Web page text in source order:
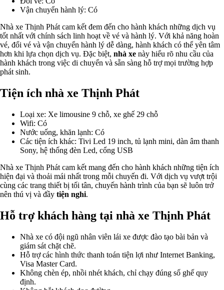
Vận chuyển hành lý: Có
Nhà xe Thịnh Phát cam kết đem đến cho hành khách những dịch vụ
tốt nhất với chính sách linh hoạt về vé và hành lý. Với khả năng hoàn
vé, đổi vé và vận chuyển hành lý dễ dàng, hành khách có thể yên tâm
hơn khi lựa chọn dịch vụ. Đặc biệt, nhà xe này hiểu rõ nhu cầu của
hành khách trong việc di chuyển và sẵn sàng hỗ trợ mọi trường hợp
phát sinh.
Tiện ích nhà xe Thịnh Phát
Loại xe: Xe limousine 9 chỗ, xe ghế 29 chỗ
Wifi: Có
Nước uống, khăn lạnh: Có
Các tiện ích khác: Tivi Led 19 inch, tủ lạnh mini, dàn âm thanh
Sony, hệ thống đèn Led, cổng USB
Nhà xe Thịnh Phát cam kết mang đến cho hành khách những tiện ích
hiện đại và thoải mái nhất trong mỗi chuyến đi. Với dịch vụ vượt trội
cùng các trang thiết bị tối tân, chuyến hành trình của bạn sẽ luôn trở
nên thú vị và đầy tiện nghi.
Hỗ trợ khách hàng tại nhà xe Thịnh Phát
Nhà xe có đội ngũ nhân viên lái xe được đào tạo bài bản và
giám sát chặt chẽ.
Hỗ trợ các hình thức thanh toán tiện lợi như Internet Banking,
Visa Master Card.
Không chèn ép, nhồi nhét khách, chỉ chạy đúng số ghế quy
định.